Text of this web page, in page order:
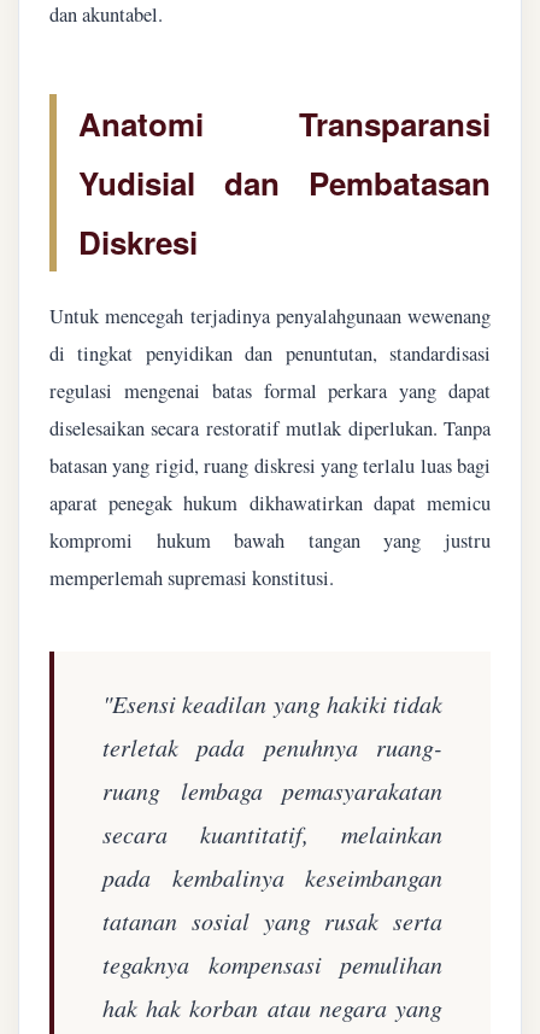
dan akuntabel.
Anatomi Transparansi
Yudisial dan Pembatasan
Diskresi
Untuk mencegah terjadinya penyalahgunaan wewenang
di tingkat penyidikan dan penuntutan, standardisasi
regulasi mengenai batas formal perkara yang dapat
diselesaikan secara restoratif mutlak diperlukan. Tanpa
batasan yang rigid, ruang diskresi yang terlalu luas bagi
aparat penegak hukum dikhawatirkan dapat memicu
kompromi hukum bawah tangan yang justru
memperlemah supremasi konstitusi.
"Esensi keadilan yang hakiki tidak
terletak pada penuhnya ruang-
ruang lembaga pemasyarakatan
secara kuantitatif, melainkan
pada kembalinya keseimbangan
tatanan sosial yang rusak serta
tegaknya kompensasi pemulihan
hak hak korban atau negara yang